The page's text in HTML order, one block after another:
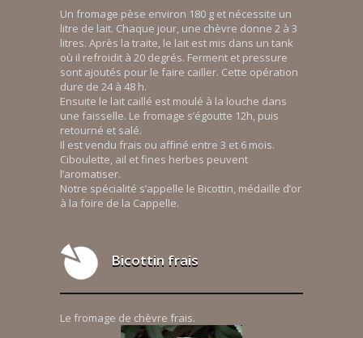
Un fromage pèse environ 180 g et nécessite un
litre de lait. Chaque jour, une chèvre donne 2 à 3
litres. Après la traite, le lait est mis dans un tank
où il refroidit à 20 degrés. Ferment et pressure
sont ajoutés pour le faire cailler. Cette opération
dure de 24 à 48 h.
Ensuite le lait caillé est moulé à la louche dans
une faisselle. Le fromage s’égoutte 12h, puis
retourné et salé.
Il est vendu frais ou affiné entre 3 et 6 mois.
Ciboulette, ail et fines herbes peuvent
l’aromatiser.
Notre spécialité s’appelle le Bicottin, médaille d’or
à la foire de la Cappelle.
Bicottin frais
Le fromage de chèvre frais.